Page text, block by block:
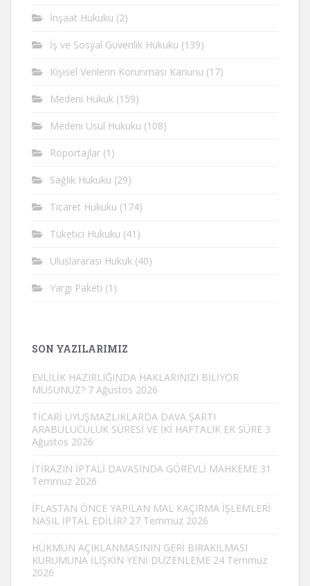
İnşaat Hukuku (2)
İş ve Sosyal Güvenlik Hukuku (139)
Kişisel Verilerin Korunması Kanunu (17)
Medeni Hukuk (159)
Medeni Usul Hukuku (108)
Röportajlar (1)
Sağlık Hukuku (29)
Ticaret Hukuku (174)
Tüketici Hukuku (41)
Uluslararası Hukuk (40)
Yargı Paketi (1)
SON YAZILARIMIZ
EVLİLİK HAZIRLIĞINDA HAKLARINIZI BİLİYOR
MUSUNUZ? 7 Ağustos 2026
TİCARİ UYUŞMAZLIKLARDA DAVA ŞARTI
ARABULUCULUK SÜRESİ VE İKİ HAFTALIK EK SÜRE 3
Ağustos 2026
İTİRAZIN İPTALİ DAVASINDA GÖREVLİ MAHKEME 31
Temmuz 2026
İFLASTAN ÖNCE YAPILAN MAL KAÇIRMA İŞLEMLERİ
NASIL İPTAL EDİLİR? 27 Temmuz 2026
HÜKMÜN AÇIKLANMASININ GERİ BIRAKILMASI
KURUMUNA İLİŞKİN YENİ DÜZENLEME 24 Temmuz
2026